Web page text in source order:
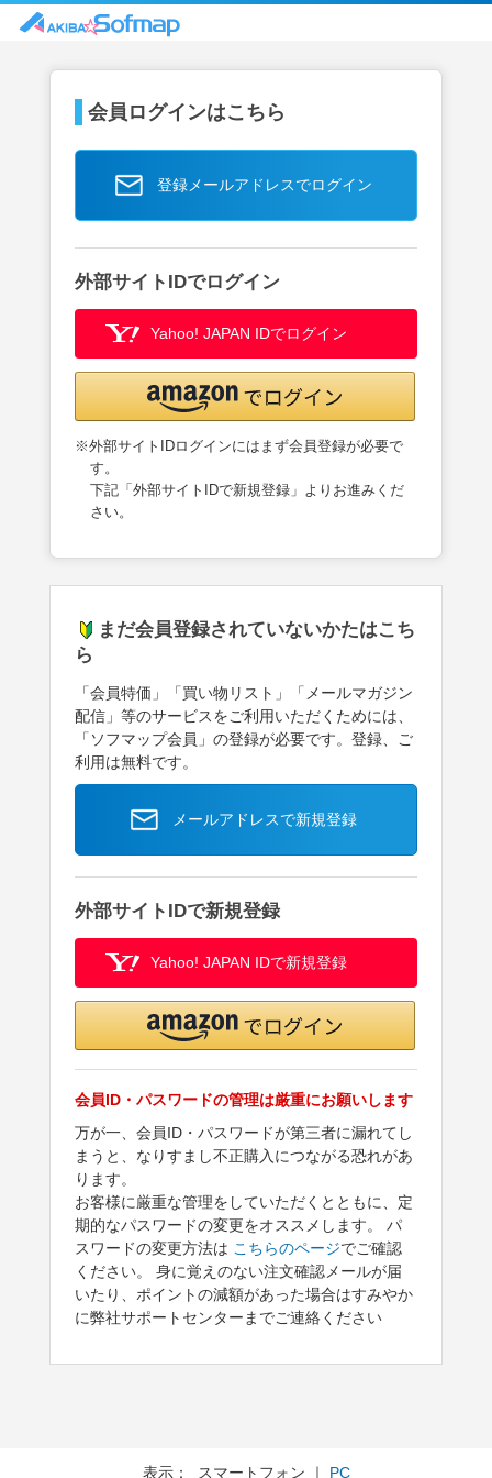
会員ログインはこちら
登録メールアドレスでログイン
外部サイトIDでログイン
Yahoo! JAPAN IDでログイン
※外部サイトIDログインにはまず会員登録が必要で
す。
下記「外部サイトIDで新規登録」よりお進みくだ
さい。
まだ会員登録されていないかたはこち
ら
「会員特価」「買い物リスト」「メールマガジン
配信」等のサービスをご利用いただくためには、
「ソフマップ会員」の登録が必要です。登録、ご
利用は無料です。
メールアドレスで新規登録
外部サイトIDで新規登録
Yahoo! JAPAN IDで新規登録
会員ID・パスワードの管理は厳重にお願いします
万が一、会員ID・パスワードが第三者に漏れてし
まうと、なりすまし不正購入につながる恐れがあ
ります。
お客様に厳重な管理をしていただくとともに、定
期的なパスワードの変更をオススメします。 パ
スワードの変更方法は こちらのページでご確認
ください。 身に覚えのない注文確認メールが届
いたり、ポイントの減額があった場合はすみやか
に弊社サポートセンターまでご連絡ください
表示： スマートフォン ｜ PC